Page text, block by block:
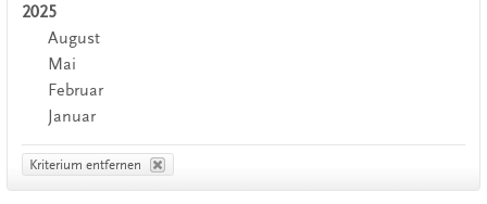
2025
August
Mai
Februar
Januar
Kriterium entfernen